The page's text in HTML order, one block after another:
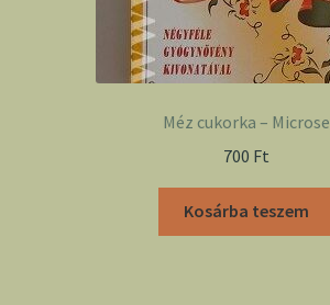
Méz cukorka – Microse
700 Ft
Kosárba teszem